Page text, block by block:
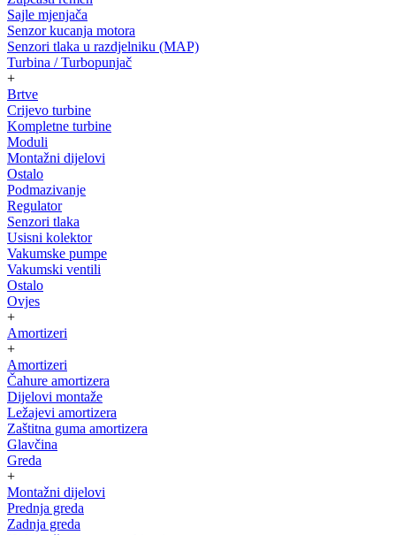
Sajle mjenjača
Senzor kucanja motora
Senzori tlaka u razdjelniku (MAP)
Turbina / Turbopunjač
+
Brtve
Crijevo turbine
Kompletne turbine
Moduli
Montažni dijelovi
Ostalo
Podmazivanje
Regulator
Senzori tlaka
Usisni kolektor
Vakumske pumpe
Vakumski ventili
Ostalo
Ovjes
+
Amortizeri
+
Amortizeri
Čahure amortizera
Dijelovi montaže
Ležajevi amortizera
Zaštitna guma amortizera
Glavčina
Greda
+
Montažni dijelovi
Prednja greda
Zadnja greda